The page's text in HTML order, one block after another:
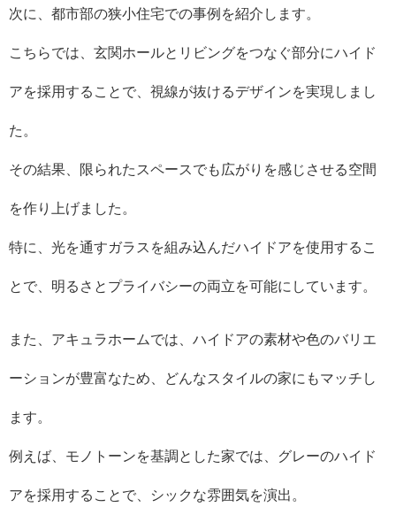
次に、都市部の狭小住宅での事例を紹介します。
こちらでは、玄関ホールとリビングをつなぐ部分にハイド
アを採用することで、視線が抜けるデザインを実現しまし
た。
その結果、限られたスペースでも広がりを感じさせる空間
を作り上げました。
特に、光を通すガラスを組み込んだハイドアを使用するこ
とで、明るさとプライバシーの両立を可能にしています。
また、アキュラホームでは、ハイドアの素材や色のバリエ
ーションが豊富なため、どんなスタイルの家にもマッチし
ます。
例えば、モノトーンを基調とした家では、グレーのハイド
アを採用することで、シックな雰囲気を演出。